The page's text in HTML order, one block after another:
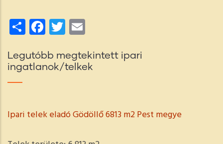
ShareFacebook
Twitter
Legutóbb megtekintett ipari
ingatlanok/telkek
Ipari telek eladó Gödöllő 6813 m2 Pest megye